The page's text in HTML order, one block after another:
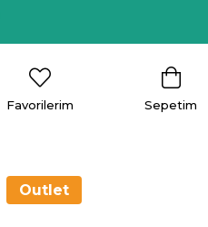
Sepetim
Favorilerim
Outlet